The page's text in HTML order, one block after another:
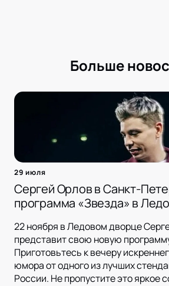
Больше
29 июля
Сергей Орлов в Санкт-
программа «Звезда» в
22 ноября в Ледовом дворце
представит свою новую
Приготовьтесь к вечеру
юмора от одного из лучших
России. Не пропустите это яркое